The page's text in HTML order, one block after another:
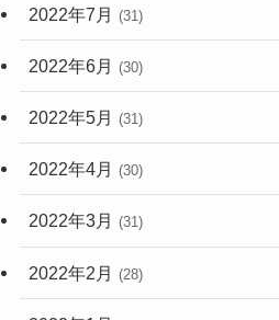
2022年7月 (31)
2022年6月 (30)
2022年5月 (31)
2022年4月 (30)
2022年3月 (31)
2022年2月 (28)